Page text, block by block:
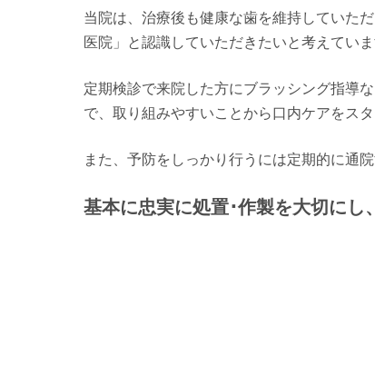
当院は、治療後も健康な歯を維持していた
医院」と認識していただきたいと考えていま
定期検診で来院した方にブラッシング指導
で、取り組みやすいことから口内ケアをスタ
また、予防をしっかり行うには定期的に通
基本に忠実に処置･作製を大切にし